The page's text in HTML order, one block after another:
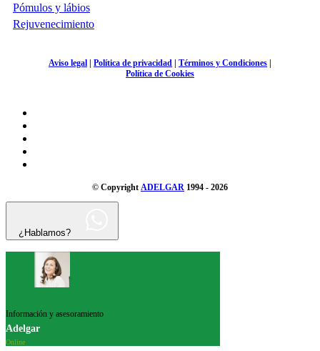
Pómulos y lábios
Rejuvenecimiento
Aviso legal | Política de privacidad | Términos y Condiciones |
Política de Cookies
© Copyright ADELGAR 1994 - 2026
¿Hablamos?
Información y asesoramiento
Adelgar
Online